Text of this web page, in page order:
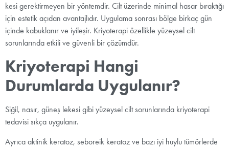
kesi gerektirmeyen bir yöntemdir. Cilt üzerinde minimal hasar bıraktığı
için estetik açıdan avantajlıdır. Uygulama sonrası bölge birkaç gün
içinde kabuklanır ve iyileşir. Kriyoterapi özellikle yüzeysel cilt
sorunlarında etkili ve güvenli bir çözümdür.
Kriyoterapi Hangi
Durumlarda Uygulanır?
Siğil, nasır, güneş lekesi gibi yüzeysel cilt sorunlarında kriyoterapi
tedavisi sıkça uygulanır.
Ayrıca aktinik keratoz, seboreik keratoz ve bazı iyi huylu tümörlerde